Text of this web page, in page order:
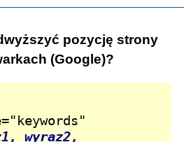
pozycję strony
(Google)?
wyraz2,